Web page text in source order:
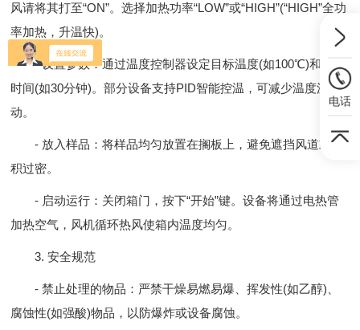
风请将其打至“ON”。选择加热功率“LOW”或“HIGH”(“HIGH”全功
率加热，升温快)。
- 设置参数：通过温度控制器设定目标温度(如100℃)和恒温
时间(如30分钟)。部分设备支持PID智能控温，可减少温度波
动。
- 放入样品：将样品均匀放置在搁板上，避免遮挡风道或堆
积过密。
- 启动运行：关闭箱门，按下“开始”键。设备将通过电热管
加热空气，风机循环热风使箱内温度均匀。
3. 安全规范
- 禁止处理的物品：严禁干燥易燃易爆、挥发性(如乙醇)、
腐蚀性(如强酸)物品，以防爆炸或设备腐蚀。
电话